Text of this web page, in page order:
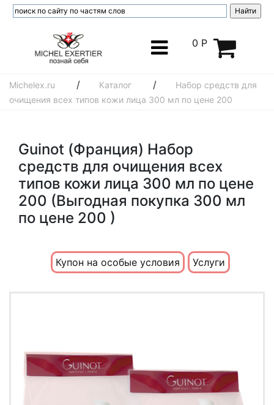
0 Р
Michelex.ru / Каталог /
Набор средств для
очищения всех типов кожи лица 300 мл по цене 200
Guinot (Франция) Набор
средств для очищения всех
типов кожи лица 300 мл по цене
200 (Выгодная покупка 300 мл
по цене 200 )
Купон на особые условия Услуги